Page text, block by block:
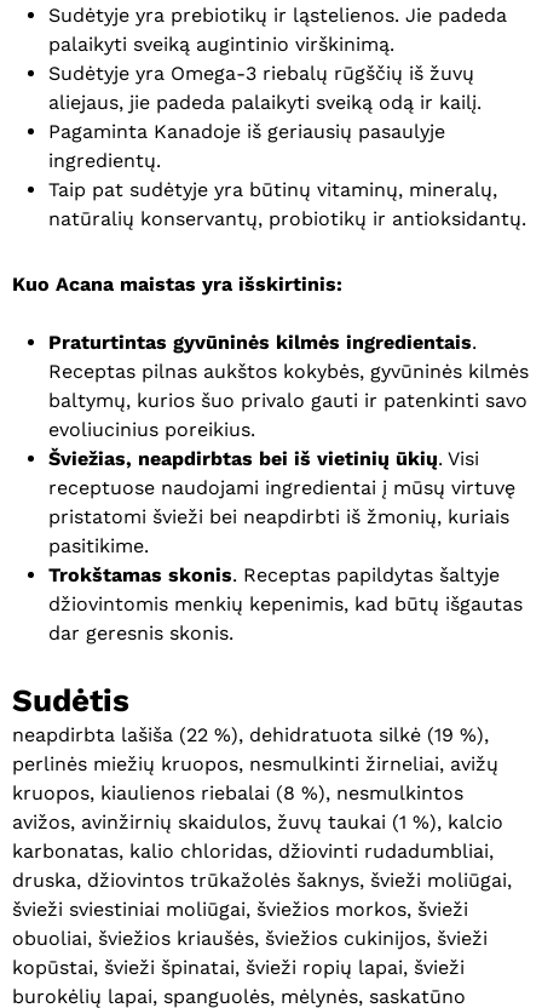
Sudėtyje yra prebiotikų ir ląstelienos. Jie padeda
palaikyti sveiką augintinio virškinimą.
Sudėtyje yra Omega-3 riebalų rūgščių iš žuvų
aliejaus, jie padeda palaikyti sveiką odą ir kailį.
Pagaminta Kanadoje iš geriausių pasaulyje
ingredientų.
Taip pat sudėtyje yra būtinų vitaminų, mineralų,
natūralių konservantų, probiotikų ir antioksidantų.
Kuo Acana maistas yra išskirtinis:
Praturtintas gyvūninės kilmės ingredientais.
Receptas pilnas aukštos kokybės, gyvūninės kilmės
baltymų, kurios šuo privalo gauti ir patenkinti savo
evoliucinius poreikius.
Šviežias, neapdirbtas bei iš vietinių ūkių. Visi
receptuose naudojami ingredientai į mūsų virtuvę
pristatomi švieži bei neapdirbti iš žmonių, kuriais
pasitikime.
Trokštamas skonis. Receptas papildytas šaltyje
džiovintomis menkių kepenimis, kad būtų išgautas
dar geresnis skonis.
Sudėtis
neapdirbta lašiša (22 %), dehidratuota silkė (19 %),
perlinės miežių kruopos, nesmulkinti žirneliai, avižų
kruopos, kiaulienos riebalai (8 %), nesmulkintos
avižos, avinžirnių skaidulos, žuvų taukai (1 %), kalcio
karbonatas, kalio chloridas, džiovinti rudadumbliai,
druska, džiovintos trūkažolės šaknys, švieži moliūgai,
švieži sviestiniai moliūgai, šviežios morkos, švieži
obuoliai, šviežios kriaušės, šviežios cukinijos, švieži
kopūstai, švieži špinatai, švieži ropių lapai, švieži
burokėlių lapai, spanguolės, mėlynės, saskatūno